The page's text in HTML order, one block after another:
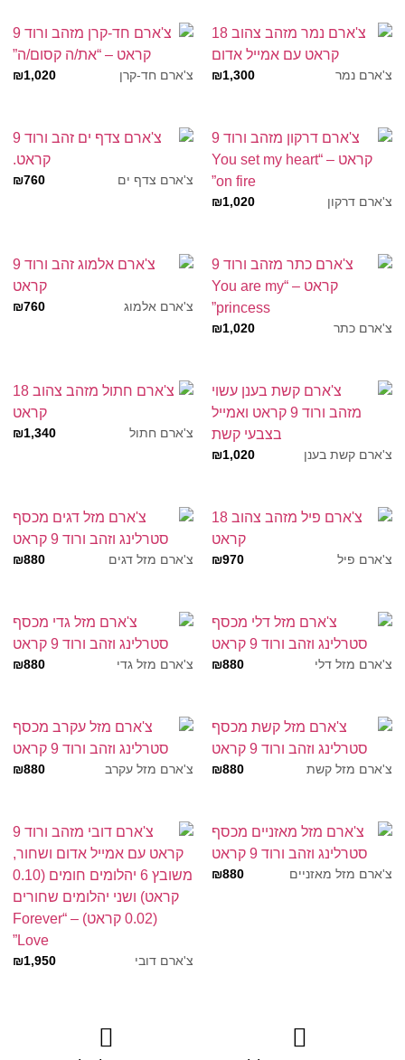
צ'ארם נמר ₪1,300 צ'ארם חד-קרן ₪1,020
צ'ארם דרקון ₪1,020
צ'ארם צדף ים ₪760
צ'ארם כתר ₪1,020
צ'ארם אלמוג ₪760
צ'ארם קשת בענן ₪1,020
צ'ארם חתול ₪1,340
צ'ארם פיל ₪970 צ'ארם מזל דגים ₪880
צ'ארם מזל דלי ₪880 צ'ארם מזל גדי ₪880
צ'ארם מזל קשת ₪880 צ'ארם מזל עקרב ₪880
צ'ארם מזל מאזניים ₪880
צ'ארם דובי ₪1,950